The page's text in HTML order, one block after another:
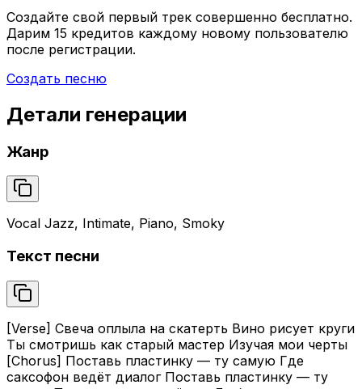
Создайте свой первый трек совершенно бесплатно.
Дарим 15 кредитов каждому новому пользователю
после регистрации.
Создать песню
Детали генерации
Жанр
Vocal Jazz, Intimate, Piano, Smoky
Текст песни
[Verse] Свеча оплыла на скатерть Вино рисует круги
Ты смотришь как старый мастер Изучая мои черты
[Chorus] Поставь пластинку — ту самую Где
саксофон ведёт диалог Поставь пластинку — ту